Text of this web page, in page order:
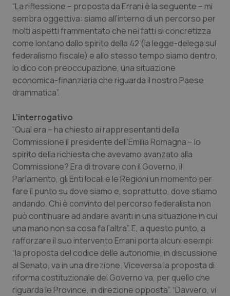
Lazio
Liguria
Lombardia
Marche
Molise
Piemonte
Provincia Autonoma di Bolzano
Provincia Autonoma di Trento
Puglia
Sardegna
Sicilia
Diabete & glucometri
Disturbi dell’umore
Dolore
Donna & Salute
Epatiti
HIV
Infezioni & Febbre
Ipertensione & Scompenso
Malattie rare
Malattia di Crohn & Rettocolite Ulcerosa
Neuroscienze & patologie neurodegenerative
“La riflessione – proposta da Errani è la seguente – mi
sembra oggettiva: siamo all’interno di un percorso per
molti aspetti frammentato che nei fatti si concretizza
come lontano dallo spirito della 42 (la legge-delega sul
federalismo fiscale) e allo stesso tempo siamo dentro,
lo dico con preoccupazione, una situazione
economica-finanziaria che riguarda il nostro Paese
drammatica”.
L’interrogativo
“Qual era – ha chiesto ai rappresentanti della
Commissione il presidente dell’Emilia Romagna – lo
spirito della richiesta che avevamo avanzato alla
Commissione? Era di trovare con il Governo, il
Parlamento, gli Enti locali e le Regioni un momento per
fare il punto su dove siamo e, soprattutto, dove stiamo
andando. Chi è convinto del percorso federalista non
può continuare ad andare avanti in una situazione in cui
una mano non sa cosa fa l’altra”. E, a questo punto, a
rafforzare il suo intervento Errani porta alcuni esempi:
“la proposta del codice delle autonomie, in discussione
al Senato, va in una direzione. Viceversa la proposta di
riforma costituzionale del Governo va, per quello che
riguarda le Province, in direzione opposta”. “Davvero, vi